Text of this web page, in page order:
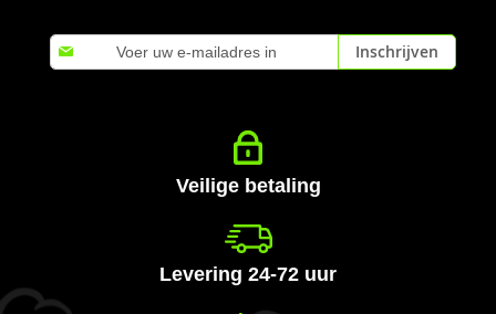
Abonneer
u
Inschrijven
Veilige betaling
Levering 24-72 uur